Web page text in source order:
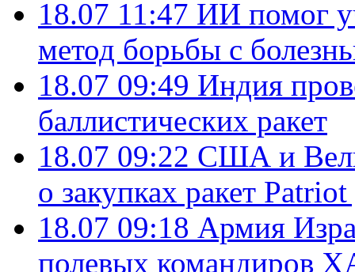
18.07 11:47 ИИ помог
метод борьбы с
18.07 09:49 Индия
баллистических ракет
18.07 09:22 США и
о закупках ракет
18.07 09:18 Армия
полевых командиров